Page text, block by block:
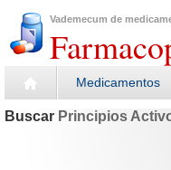
Vademecum de
Medicamentos
Buscar Principios